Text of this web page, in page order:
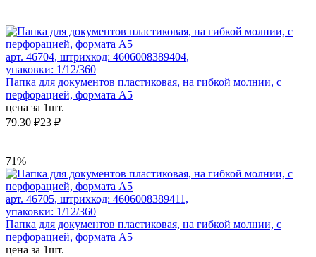
арт. 46704, штрихкод: 4606008389404,
упаковки: 1/12/360
Папка для документов пластиковая, на гибкой молнии, с
перфорацией, формата А5
цена за 1шт.
79.30 ₽23 ₽
71%
арт. 46705, штрихкод: 4606008389411,
упаковки: 1/12/360
Папка для документов пластиковая, на гибкой молнии, с
перфорацией, формата А5
цена за 1шт.